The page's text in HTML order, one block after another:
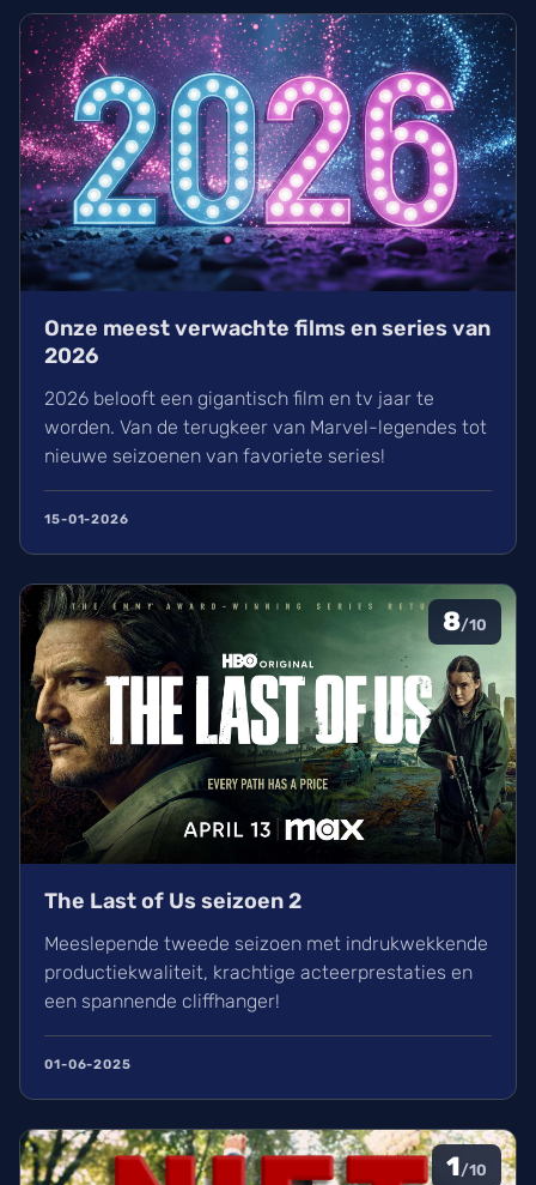
Onze meest verwachte films en series van
2026
2026 belooft een gigantisch film en tv jaar te
worden. Van de terugkeer van Marvel-legendes tot
nieuwe seizoenen van favoriete series!
15-01-2026
8/10
The Last of Us seizoen 2
Meeslepende tweede seizoen met indrukwekkende
productiekwaliteit, krachtige acteerprestaties en
een spannende cliffhanger!
01-06-2025
1/10